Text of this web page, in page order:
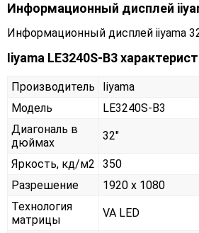
Информационный дисплей
Информационный дисплей iiyama
Iiyama LE3240S-B3
Производитель
Iiyama
Модель
LE3240S-B3
Диагональ в
дюймах
32"
Яркость, кд/м2
350
Разрешение
1920 x 1080
Технология
матрицы
VA LED